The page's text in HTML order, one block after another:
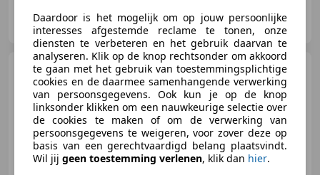
Perry Scooters & Motors
NL-2011 GW HAARLEM
Piaggio PrimaveraVESPA
50CC 4T
€ 2.850
Daardoor is het mogelijk om op jouw persoonlijke
interesses afgestemde reclame te tonen, onze
diensten te verbeteren en het gebruik daarvan te
analyseren. Klik op de knop rechtsonder om akkoord
te gaan met het gebruik van toestemmingsplichtige
cookies en de daarmee samenhangende verwerking
van persoonsgegevens. Ook kun je op de knop
linksonder klikken om een nauwkeurige selectie over
de cookies te maken of om de verwerking van
persoonsgegevens te weigeren, voor zover deze op
basis van een gerechtvaardigd belang plaatsvindt.
Wil jij geen toestemming verlenen, klik dan hier.